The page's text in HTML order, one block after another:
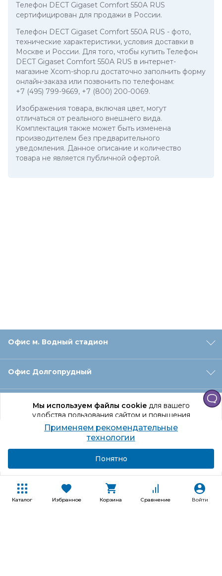
Каталог Избранное Корзина Сравнение Войти
Мы используем файлы cookieдля вашего
удобства пользования сайтом и повышения
качества рекомендаций.
Продолжая использование сайта, вы даете
согласие на обработку персональных данных
Телефон DECT Gigaset Comfort 550A RUS
сертифицирован для продажи в России.
Телефон DECT Gigaset Comfort 550A RUS - фото,
технические характеристики, условия доставки в
Москве и России. Для того, чтобы купить Телефон
DECT Gigaset Comfort 550A RUS в интернет-
магазине Xcom-shop.ru достаточно заполнить форму
онлайн-заказа или позвонить по телефонам:
+7 (495) 799-9669, +7 (800) 200-0069.
Изображения товара, включая цвет, могут
отличаться от реального внешнего вида.
Комплектация также может быть изменена
производителем без предварительного
уведомления. Данное описание и количество
товара не является публичной офертой.
Офис м. Водный стадион
Офис Долгопрудный
Офис Санкт‑Петербург
Оформление заказа
Покупателям
Применяем рекомендательные
технологии
Понятно